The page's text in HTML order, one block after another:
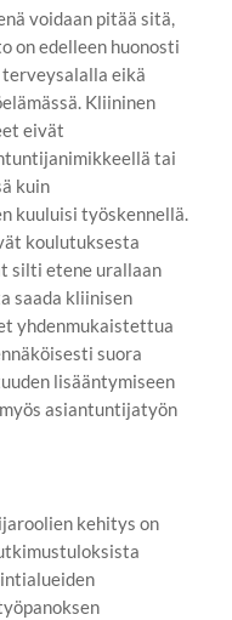
voidaan pitää sitä,
on edelleen huonosti
eikä
Kliininen
eivät
tai
kuin
kuuluisi työskennellä.
koulutuksesta
silti etene urallaan
saada kliinisen
yhdenmukaistettua
suora
lisääntymiseen
asiantuntijatyön
kehitys on